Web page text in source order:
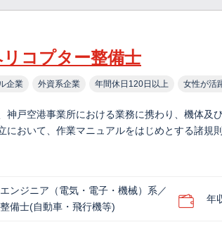
リコプター整備士
企業 外資系企業 年間休日120日以上 女性が活
神戸空港事業所における業務に携わり、機体及
において、作業マニュアルをはじめとする諸規
エンジニア（電気・電子・機械）系／
整備士(自動車・飛行機等)
年